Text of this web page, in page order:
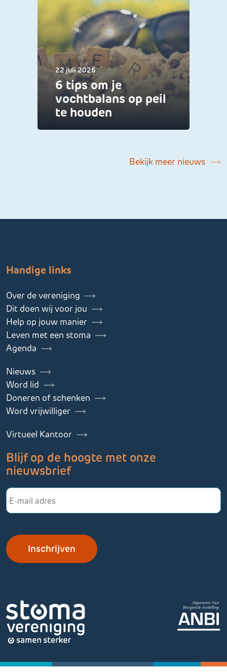
22 juli 2026
6 tips om je
vochtbalans op peil
te houden
Bekijk meer nieuws
Handige links
Over de vereniging
Dit doen wij voor jou
Help op jouw manier
Leven met een stoma
Agenda
Nieuws
Word lid
Doneren of schenken
Word vrijwilliger
Virtueel Kantoor
Blijf op de hoogte met onze
nieuwsbrief
E-
mailadres